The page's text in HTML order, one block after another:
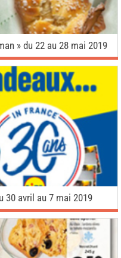
» du 22 au 28 mai 2019
30 avril au 7 mai 2019